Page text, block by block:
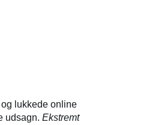
udsagn?
lukkede online
udsagn. Ekstremt